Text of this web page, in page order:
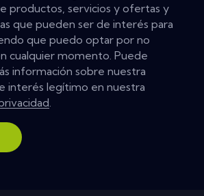
productos, servicios y ofertas y
que pueden ser de interés para
que puedo optar por no
cualquier momento. Puede
información sobre nuestra
interés legítimo en nuestra